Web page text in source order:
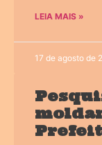
LEIA MAIS »
17 de agosto de